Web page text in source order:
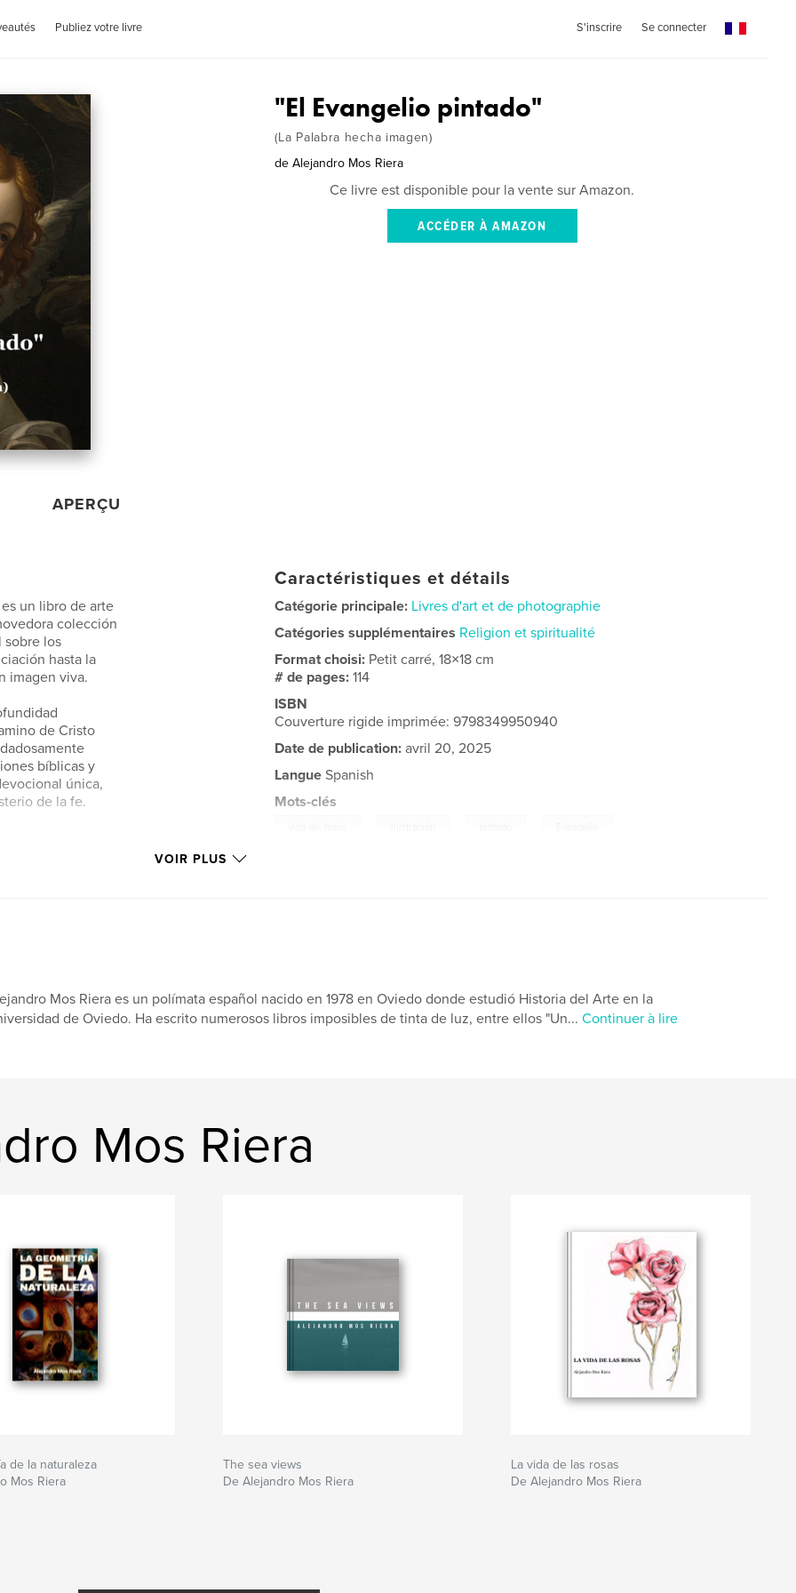
Publiez votre livre S'inscrire Se connecter
APERÇU
"El Evangelio pintado"
(La Palabra hecha imagen)
de Alejandro Mos Riera
Ce livre est disponible pour la vente sur Amazon.
ACCÉDER À AMAZON
un libro de arte
colección
sobre los
hasta la
imagen viva.
de Cristo
bíblicas y
única,
de la fe.
Caractéristiques et détails
Catégorie principale: Livres d'art et de photographie
Catégories supplémentaires Religion et spiritualité
Format choisi: Petit carré, 18×18 cm
# de pages:114
ISBN
Couverture rigide imprimée: 9798349950940
Date de publication: avril 20, 2025
Langue Spanish
Mots-clés
VOIR PLUS
Mos Riera es un polímata español nacido en 1978 en Oviedo donde estudió Historia del Arte en la
de Oviedo. Ha escrito numerosos libros imposibles de tinta de luz, entre ellos "Un... Continuer à lire
Mos Riera
de la naturaleza
Mos Riera
The sea views
De Alejandro Mos Riera
La vida de las rosas
De Alejandro Mos Riera